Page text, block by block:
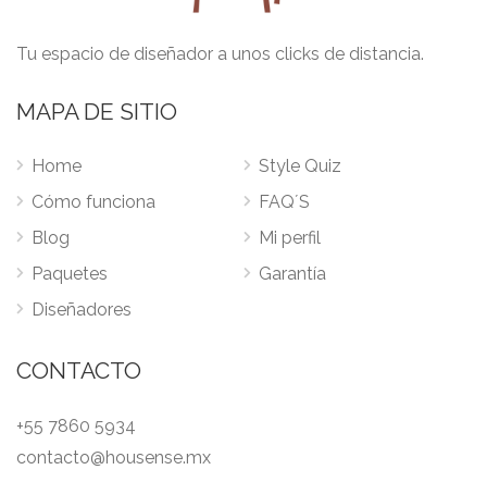
Tu espacio de diseñador a unos clicks de distancia.
MAPA DE SITIO
Home
Cómo funciona
Blog
Paquetes
Diseñadores
Style Quiz
FAQ´S
Mi perfil
Garantía
CONTACTO
+55 7860 5934
contacto@housense.mx